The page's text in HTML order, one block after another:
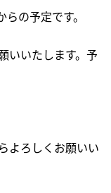
の予定です。
いいたします。予
よろしくお願いい